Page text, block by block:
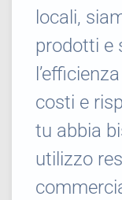
locali,
prodotti e
costi e
tu abbia
utilizzo